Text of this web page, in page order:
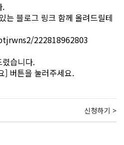
.
는 블로그 링크 함께 올려드릴테
222818962803
습니다.
] 버튼을 눌러주세요.
신청하기 >